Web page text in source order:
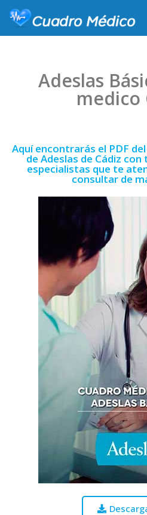
Adeslas
medico
Aquí encontrarás el PDF
de Adeslas de Cádiz
especialistas que te
consultar de